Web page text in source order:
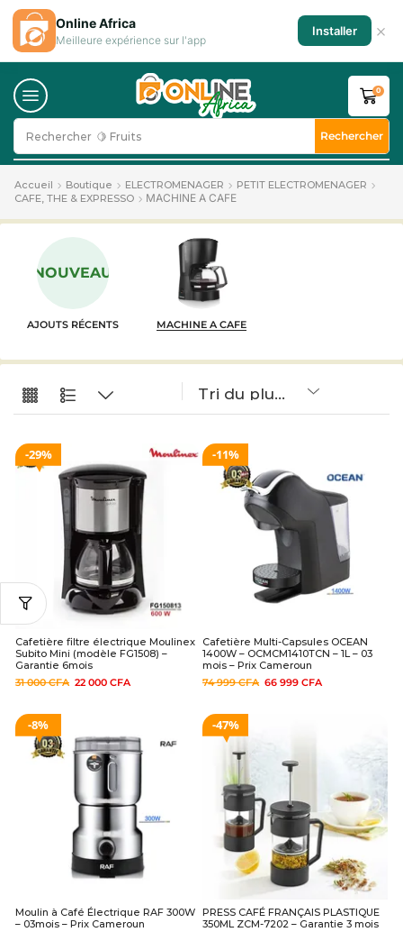
Rechercher 🍋 Fruits Rechercher
0
Accueil Boutique ELECTROMENAGER
PETIT ELECTROMENAGER
CAFE, THE & EXPRESSO
MACHINE A CAFE
NOUVEAU
AJOUTS RÉCENTS MACHINE A CAFE
29%
Cafetière filtre électrique Moulinex
Subito Mini (modèle FG1508) –
Garantie 6mois
31 000CFA 22 000 CFA
11%
Cafetière Multi-Capsules OCEAN
1400W – OCMCM1410TCN – 1L – 03
mois – Prix Cameroun
74 999CFA 66 999 CFA
8%
Moulin à Café Électrique RAF 300W
– 03mois – Prix Cameroun
47%
PRESS CAFÉ FRANÇAIS PLASTIQUE
350ML ZCM-7202 – Garantie 3 mois
Online Africa
Meilleure expérience sur l'app
Installer ×